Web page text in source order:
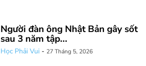
Người đàn ông Nhật Bản gây sốt
sau 3 năm tập...
Học Phải Vui - 27 Tháng 5, 2026